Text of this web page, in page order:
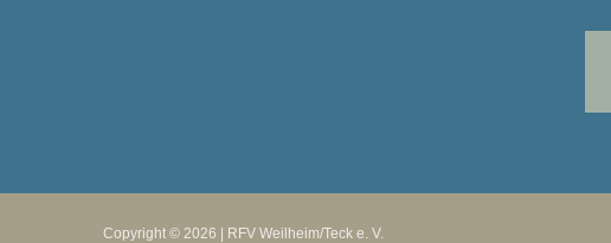
Copyright © 2026 | RFV Weilheim/Teck e. V.